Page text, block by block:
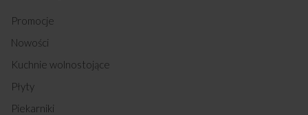
Promocje
Nowości
Kuchnie wolnostojące
Płyty
Piekarniki